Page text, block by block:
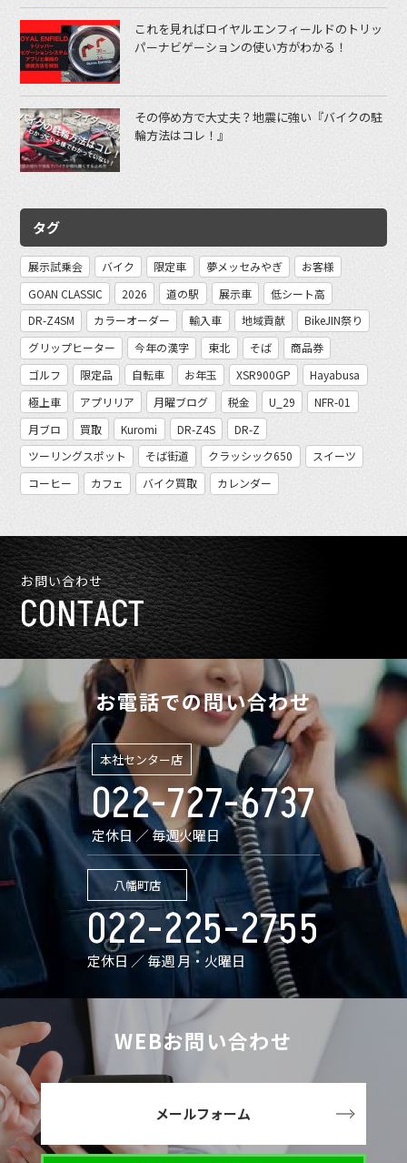
これを見ればロイヤルエンフィールドのトリッ
パーナビゲーションの使い方がわかる！
その停め方で大丈夫？地震に強い『バイクの駐
輪方法はコレ！』
タグ
展示試乗会 バイク 限定車 夢メッセみやぎ
お客様
GOAN CLASSIC
2026 道の駅 展示車
低シート高
DR-Z4SM
カラーオーダー 輸入車 地域貢献
BikeJIN祭り
グリップヒーター
今年の漢字 東北 そば
商品券
ゴルフ
限定品 自転車 お年玉 XSR900GP
Hayabusa
極上車
アプリリア 月曜ブログ 税金 U_29
NFR-01
月ブロ
買取 Kuromi DR-Z4S
DR-Z
ツーリングスポット
そば街道 クラッシック650
スイーツ
コーヒー
カフェ バイク買取 カレンダー
お問い合わせ
CONTACT
お電話での問い合わせ
本社センター店
022-727-6737
定休日 ／ 毎週火曜日
八幡町店
022-225-2755
定休日 ／ 毎週 月・火曜日
WEBお問い合わせ
メールフォーム